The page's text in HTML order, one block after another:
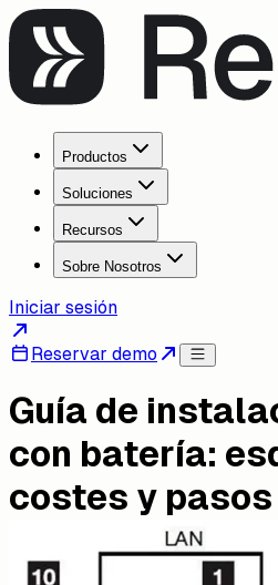
Productos
Soluciones
Recursos
Sobre Nosotros
Iniciar sesión
Reservar demo
Guía de
con batería:
costes y pasos